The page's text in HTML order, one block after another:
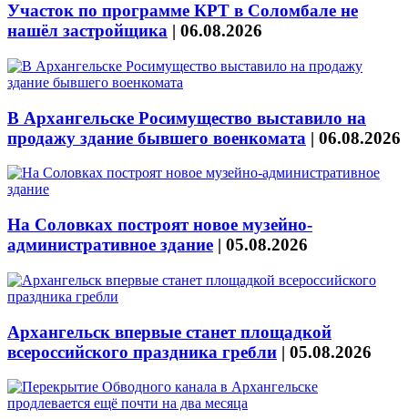
Участок по программе КРТ в Соломбале не
нашёл застройщика | 06.08.2026
В Архангельске Росимущество выставило на
продажу здание бывшего военкомата | 06.08.2026
На Соловках построят новое музейно-
административное здание | 05.08.2026
Архангельск впервые станет площадкой
всероссийского праздника гребли | 05.08.2026